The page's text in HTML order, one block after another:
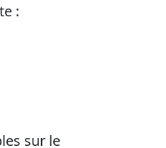
:
sur le